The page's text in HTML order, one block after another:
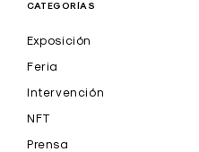
CATEGORÍAS
Exposición
Feria
Intervención
NFT
Prensa